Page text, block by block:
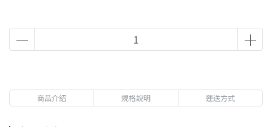
商品介紹 規格說明 運送方式